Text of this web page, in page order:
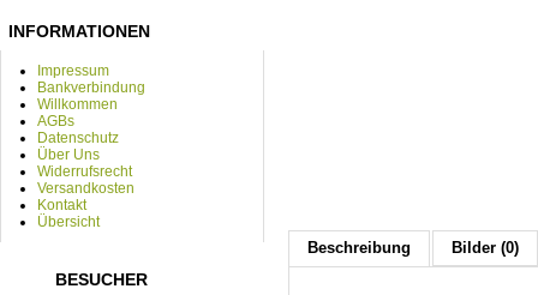
INFORMATIONEN
Impressum
Bankverbindung
Willkommen
AGBs
Datenschutz
Über Uns
Widerrufsrecht
Versandkosten
Kontakt
Übersicht
BESUCHER
Beschreibung Bilder (0)